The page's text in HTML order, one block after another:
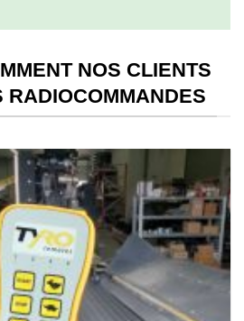
NOS CLIENTS
RADIOCOMMANDES